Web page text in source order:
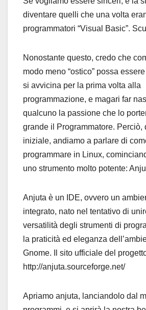
diventare quelli che una volta
programmatori “Visual Basic”.
Nonostante questo, credo che
modo meno “ostico” possa
si avvicina per la prima volta alla
programmazione, e magari far
qualcuno la passione che lo
grande il Programmatore. Perciò,
iniziale, andiamo a parlare di
programmare in Linux,
uno strumento molto potente:
Anjuta è un IDE, ovvero un
integrato, nato nel tentativo di
versatilità degli strumenti di
la praticità ed eleganza
Gnome. Il sito ufficiale del
http://anjuta.sourceforge.net/
Apriamo anjuta, lanciandolo dal